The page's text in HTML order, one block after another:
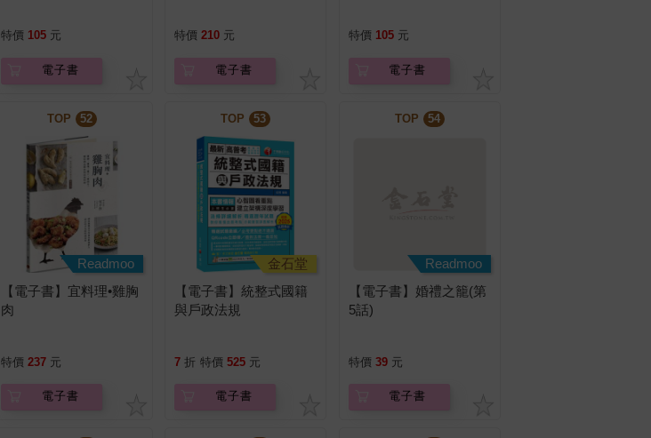
特價 105 元
電子書
特價 210 元
電子書
特價 105 元
電子書
TOP 52
Readmoo
【電子書】宜料理•雞胸
肉
特價 237 元
電子書
TOP 53
金石堂
【電子書】統整式國籍
與戶政法規
7 折 特價 525 元
電子書
TOP 54
Readmoo
【電子書】婚禮之籠(第
5話)
特價 39 元
電子書